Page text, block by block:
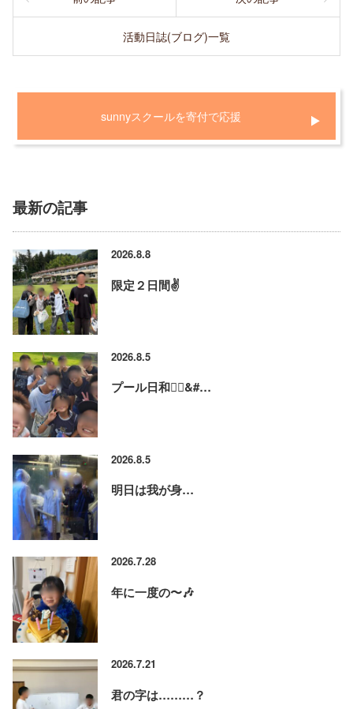
活動日誌(ブログ)一覧
sunnyスクールを寄付で応援
最新の記事
2026.8.8
限定２日間✌️
2026.8.5
プール日和🏊‍♂&#…
2026.8.5
明日は我が身…
2026.7.28
年に一度の〜🎶
2026.7.21
君の字は………？